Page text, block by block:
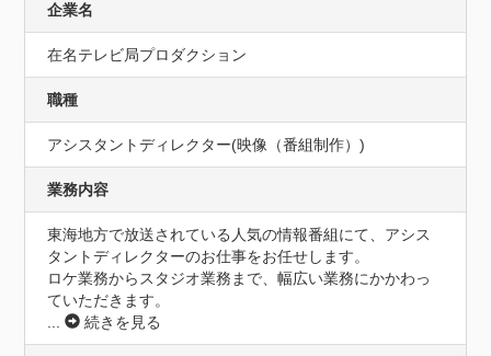
企業名
在名テレビ局プロダクション
職種
アシスタントディレクター(映像（番組制作）)
業務内容
東海地方で放送されている人気の情報番組にて、アシス
タントディレクターのお仕事をお任せします。
ロケ業務からスタジオ業務まで、幅広い業務にかかわっ
ていただきます。
...
続きを見る